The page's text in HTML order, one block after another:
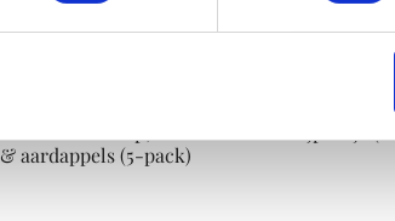
& aardappels (5-pack)
Olvarit